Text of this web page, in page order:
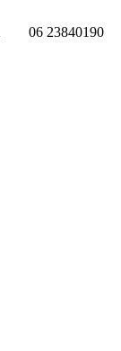
06 23840190